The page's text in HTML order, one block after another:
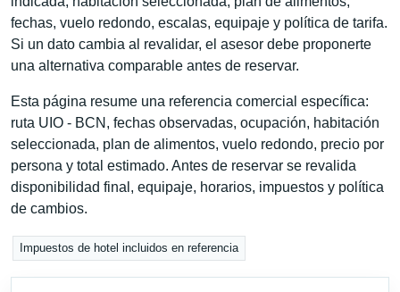
fechas, vuelo redondo, escalas, equipaje y política de tarifa.
Si un dato cambia al revalidar, el asesor debe proponerte
una alternativa comparable antes de reservar.
Esta página resume una referencia comercial específica:
ruta UIO - BCN, fechas observadas, ocupación, habitación
seleccionada, plan de alimentos, vuelo redondo, precio por
persona y total estimado. Antes de reservar se revalida
disponibilidad final, equipaje, horarios, impuestos y política
de cambios.
Impuestos de hotel incluidos en referencia